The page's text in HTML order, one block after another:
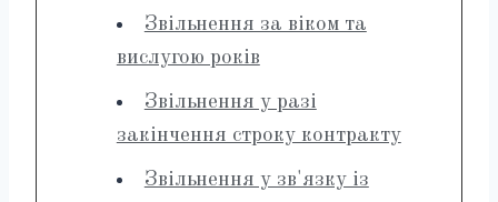
Звільнення за віком та
вислугою років
Звільнення у разі
закінчення строку контракту
Звільнення у зв'язку із